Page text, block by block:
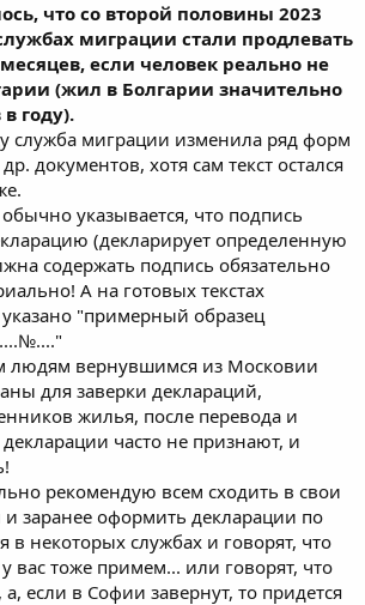
что со второй половины 2023
миграции стали продлевать
если человек реально не
(жил в Болгарии значительно
году).
служба миграции изменила ряд форм
документов, хотя сам текст остался
обычно указывается, что подпись
(декларирует определенную
содержать подпись обязательно
А на готовых текстах
"примерный образец
людям вернувшимся из Московии
для заверки деклараций,
жилья, после перевода и
часто не признают, и
рекомендую всем сходить в свои
заранее оформить декларации по
в некоторых службах и говорят, что
вас тоже примем... или говорят, что
если в Софии завернут, то придется